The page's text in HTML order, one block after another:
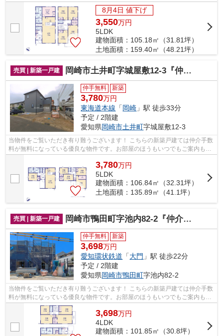
せて頂きますのでお気軽にお問合せ下...
8月4日 値下げ
3,550万円
5LDK
建物面積：105.18㎡（31.81坪）
土地面積：159.40㎡（48.21坪）
売買 | 新築一戸建 岡崎市土井町字城屋敷12-3『仲介料無料』新築戸建て
仲手無料 新築
3,780万円
東海道本線 「岡崎 」駅 徒歩33分
予定 / 2階建
愛知県岡崎市土井町字城屋敷12-3
当物件をご覧いただき有り難うございます！ こちらの新築戸建ては仲介手数
料が無料になっている優良な物件です。お部屋のほうもいつでもご案内もさ
せて頂きますのでお気軽にお問合せ下...
3,780万円
5LDK
建物面積：106.84㎡（32.31坪）
土地面積：135.89㎡（41.1坪）
売買 | 新築一戸建 岡崎市鴨田町字池内82-2『仲介料無料』新築戸建て
仲手無料 新築
3,698万円
愛知環状鉄道 「大門 」駅 徒歩22分
予定 / 2階建
愛知県岡崎市鴨田町字池内82-2
当物件をご覧いただき有り難うございます！ こちらの新築戸建ては仲介手数
料が無料になっている優良な物件です。お部屋のほうもいつでもご案内もさ
せて頂きますのでお気軽にお問合せ下...
3,698万円
4LDK
建物面積：101.85㎡（30.8坪）